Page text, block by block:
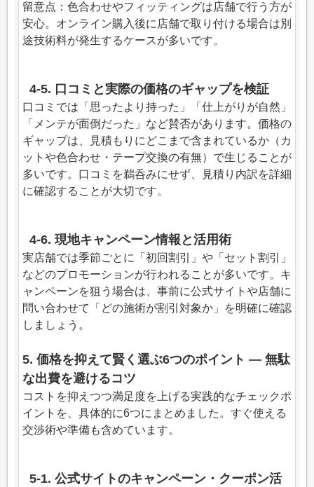
留意点：色合わせやフィッティングは店舗で行う方が
安心。オンライン購入後に店舗で取り付ける場合は別
途技術料が発生するケースが多いです。
4-5. 口コミと実際の価格のギャップを検証
口コミでは「思ったより持った」「仕上がりが自然」
「メンテが面倒だった」など賛否があります。価格の
ギャップは、見積もりにどこまで含まれているか（カ
ットや色合わせ・テープ交換の有無）で生じることが
多いです。口コミを鵜呑みにせず、見積り内訳を詳細
に確認することが大切です。
4-6. 現地キャンペーン情報と活用術
実店舗では季節ごとに「初回割引」や「セット割引」
などのプロモーションが行われることが多いです。キ
ャンペーンを狙う場合は、事前に公式サイトや店舗に
問い合わせて「どの施術が割引対象か」を明確に確認
しましょう。
5. 価格を抑えて賢く選ぶ6つのポイント — 無駄
な出費を避けるコツ
コストを抑えつつ満足度を上げる実践的なチェックポ
イントを、具体的に6つにまとめました。すぐ使える
交渉術や準備も含めています。
5-1. 公式サイトのキャンペーン・クーポン活